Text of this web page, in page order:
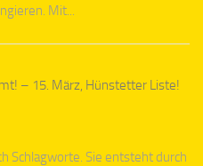
Mit...
– 15. März, Hünstetter Liste!
Schlagworte. Sie entsteht durch